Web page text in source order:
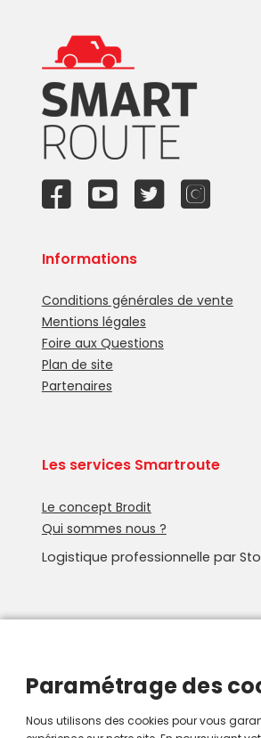
Informations
Conditions générales de vente
Mentions légales
Foire aux Questions
Plan de site
Partenaires
Les services Smartroute
Le concept Brodit
Qui sommes nous ?
Logistique professionnelle par
Recevoir les nouveautés
Paramétrage des
Nous utilisons des cookies pour vous